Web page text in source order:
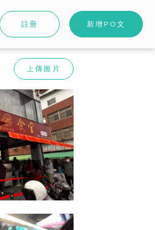
註冊 新增PO文
上傳圖片